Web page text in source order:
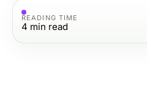
READING TIME
4 min read